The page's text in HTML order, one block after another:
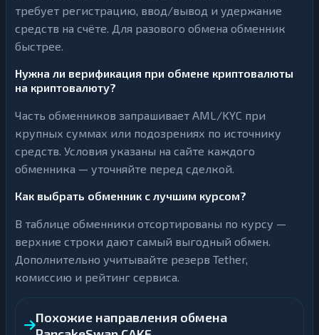
требует регистрацию, ввод/вывод и удержание
средств на счёте. Для разового обмена обменник
быстрее.
Нужна ли верификация при обмене криптовалюты
на криптовалюту?
Часть обменников запрашивает AML/KYC при
крупных суммах или подозрениях по источнику
средств. Условия указаны на сайте каждого
обменника — уточняйте перед сделкой.
Как выбрать обменник с лучшим курсом?
В таблице обменники отсортированы по курсу —
верхние строки дают самый выгодный обмен.
Дополнительно учитывайте резерв Tether,
комиссию и рейтинг сервиса.
Похожие направления обмена